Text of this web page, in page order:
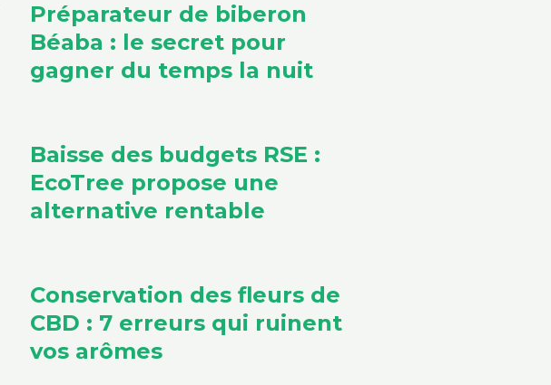
Préparateur de biberon
Béaba : le secret pour
gagner du temps la nuit
Baisse des budgets RSE :
EcoTree propose une
alternative rentable
Conservation des fleurs de
CBD : 7 erreurs qui ruinent
vos arômes